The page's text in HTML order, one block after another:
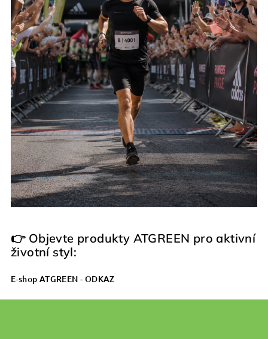
👉 Objevte produkty ATGREEN pro aktivní
životní styl:
E-shop ATGREEN - ODKAZ